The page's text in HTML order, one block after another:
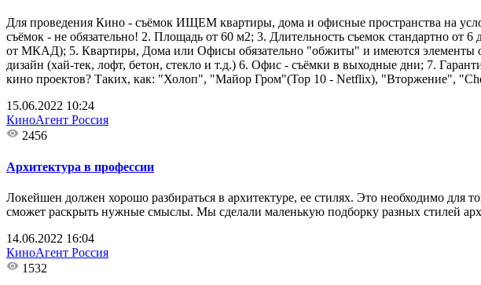
Для проведения Кино - съёмок ИЩЕМ квартиры, дома и офисные пространства на
съёмок - не обязательно! 2. Площадь от 60 м2; 3. Длительность съемок стандартно
от МКАД); 5. Квартиры, Дома или Офисы обязательно "обжиты" и имеются элементы
дизайн (хай-тек, лофт, бетон, стекло и т.д.) 6. Офис - съёмки в выходные дни; 7.
кино проектов? Таких, как: "Холоп", "Майор Гром"(Top 10 - Netflix), "Вторжение",
15.06.2022 10:24
КиноАгент Россия
2456
Архитектура в профессии
Локейшен должен хорошо разбираться в архитектуре, ее стилях. Это необходимо для
сможет раскрыть нужные смыслы. Мы сделали маленькую подборку разных стилей
14.06.2022 16:04
КиноАгент Россия
1532